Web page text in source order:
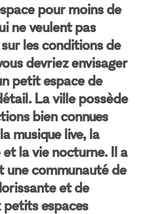
pour moins de
ne veulent pas
les conditions de
devriez envisager
petit espace de
La ville possède
bien connues
musique live, la
la vie nocturne. Il a
une communauté de
et de
petits espaces